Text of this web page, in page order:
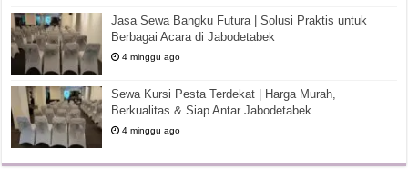
Jasa Sewa Bangku Futura | Solusi Praktis untuk
Berbagai Acara di Jabodetabek
4 minggu ago
Sewa Kursi Pesta Terdekat | Harga Murah,
Berkualitas & Siap Antar Jabodetabek
4 minggu ago